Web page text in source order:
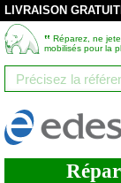
LIVRAISON
‟ Réparez, ne
mobilisés pour la